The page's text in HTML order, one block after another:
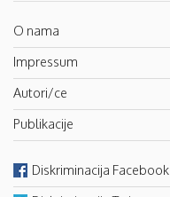
O nama
Impressum
Autori/ce
Publikacije
Diskriminacija Facebook